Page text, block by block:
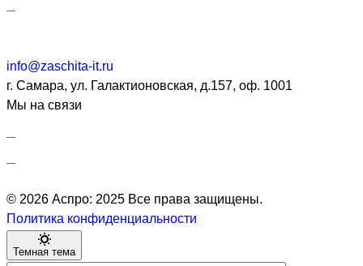
info@zaschita-it.ru
г. Самара, ул. Галактионовская, д.157, оф. 1001
Мы на связи
© 2026 Аспро: 2025 Все права защищены.
Политика конфиденциальности
Темная тема